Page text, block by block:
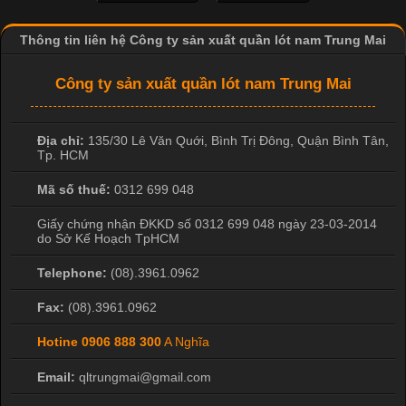
Thông tin liên hệ Công ty sản xuất quần lót nam Trung Mai
Công ty sản xuất quần lót nam Trung Mai
Địa chỉ: 135/30 Lê Văn Quới, Bình Trị Đông Quận Bình Tân
Tp. HCM
Mã số thuế: 0312 699 048
Giấy chứng nhận ĐKKD số 0312 699 048 ngày 23-03-2014
do Sở Kế Hoạch TpHCM
Telephone: (08).3961.0962
Fax: (08).3961.0962
Hotine 0906 888 300A Nghĩa
Email: qltrungmai@gmail.com